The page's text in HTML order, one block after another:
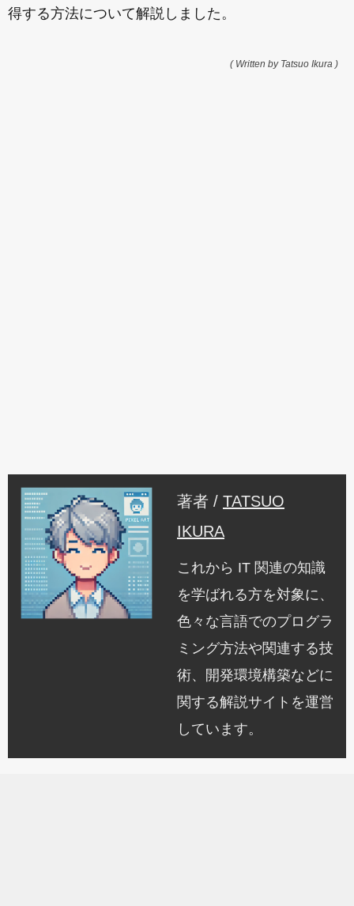
得する方法について解説しました。
( Written by Tatsuo Ikura )
著者 / TATSUO
IKURA
これから IT 関連の知識
を学ばれる方を対象に、
色々な言語でのプログラ
ミング方法や関連する技
術、開発環境構築などに
関する解説サイトを運営
しています。